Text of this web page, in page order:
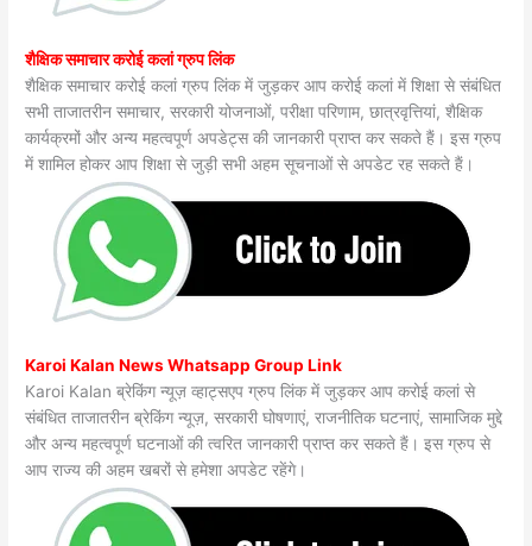
शैक्षिक समाचार करोई कलां ग्रुप लिंक
शैक्षिक समाचार करोई कलां ग्रुप लिंक में जुड़कर आप करोई कलां में शिक्षा से संबंधित
सभी ताजातरीन समाचार, सरकारी योजनाओं, परीक्षा परिणाम, छात्रवृत्तियां, शैक्षिक
कार्यक्रमों और अन्य महत्वपूर्ण अपडेट्स की जानकारी प्राप्त कर सकते हैं। इस ग्रुप
में शामिल होकर आप शिक्षा से जुड़ी सभी अहम सूचनाओं से अपडेट रह सकते हैं।
Karoi Kalan News Whatsapp Group Link
Karoi Kalan ब्रेकिंग न्यूज़ व्हाट्सएप ग्रुप लिंक में जुड़कर आप करोई कलां से
संबंधित ताजातरीन ब्रेकिंग न्यूज़, सरकारी घोषणाएं, राजनीतिक घटनाएं, सामाजिक मुद्दे
और अन्य महत्वपूर्ण घटनाओं की त्वरित जानकारी प्राप्त कर सकते हैं। इस ग्रुप से
आप राज्य की अहम खबरों से हमेशा अपडेट रहेंगे।